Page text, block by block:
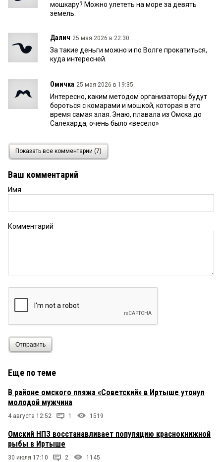
мошкару? Можно улететь на море за девять
земель.
Далич 25 мая 2026 в 22:30:
За такие деньги можно и по Волге прокатиться,
куда интересней.
Омичка 25 мая 2026 в 19:35:
Интересно, каким методом организаторы будут
бороться с комарами и мошкой, которая в это
время самая злая. Знаю, плавала из Омска до
Салехарда, очень было «весело»
Гость 25 мая 2026 в 19:24:
Четыре месяца не пить ни есть, потом в круиз
пить игристое по утрам семь дней, красота
Матрос 25 мая 2026 в 17:05:
Лёлик 24 мая 2026 в 22:18:
Показать все комментарии (7)
Ваш комментарий
Имя
Комментарий
Отправить
Еще по теме
В районе омского пляжа «Советский» в Иртыше утонул
молодой мужчина
4 августа 12:52 1 1519
Омский НПЗ восстанавливает популяцию краснокнижной
рыбы в Иртыше
30 июля 17:10 2 1145